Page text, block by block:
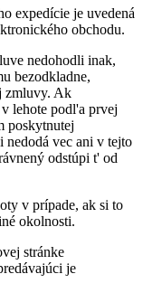
expedície je uvedená
obchodu.
nedohodli inak,
bezodkladne,
zmluvy. Ak
lehote podl'a prvej
poskytnutej
nedodá vec ani v tejto
odstúpi t' od
v prípade, ak si to
okolnosti.
stránke
je